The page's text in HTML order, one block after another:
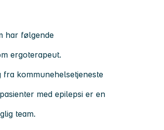
har følgende
ergoterapeut.
kommunehelsetjeneste
med epilepsi er en
team.